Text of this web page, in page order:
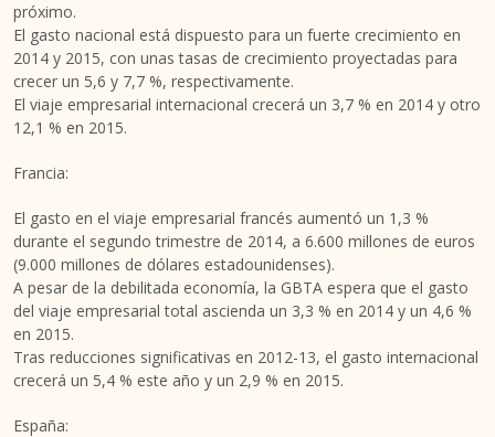
próximo.
El gasto nacional está dispuesto para un fuerte crecimiento en
2014 y 2015, con unas tasas de crecimiento proyectadas para
crecer un 5,6 y 7,7 %, respectivamente.
El viaje empresarial internacional crecerá un 3,7 % en 2014 y otro
12,1 % en 2015.
Francia:
El gasto en el viaje empresarial francés aumentó un 1,3 %
durante el segundo trimestre de 2014, a 6.600 millones de euros
(9.000 millones de dólares estadounidenses).
A pesar de la debilitada economía, la GBTA espera que el gasto
del viaje empresarial total ascienda un 3,3 % en 2014 y un 4,6 %
en 2015.
Tras reducciones significativas en 2012-13, el gasto internacional
crecerá un 5,4 % este año y un 2,9 % en 2015.
España: